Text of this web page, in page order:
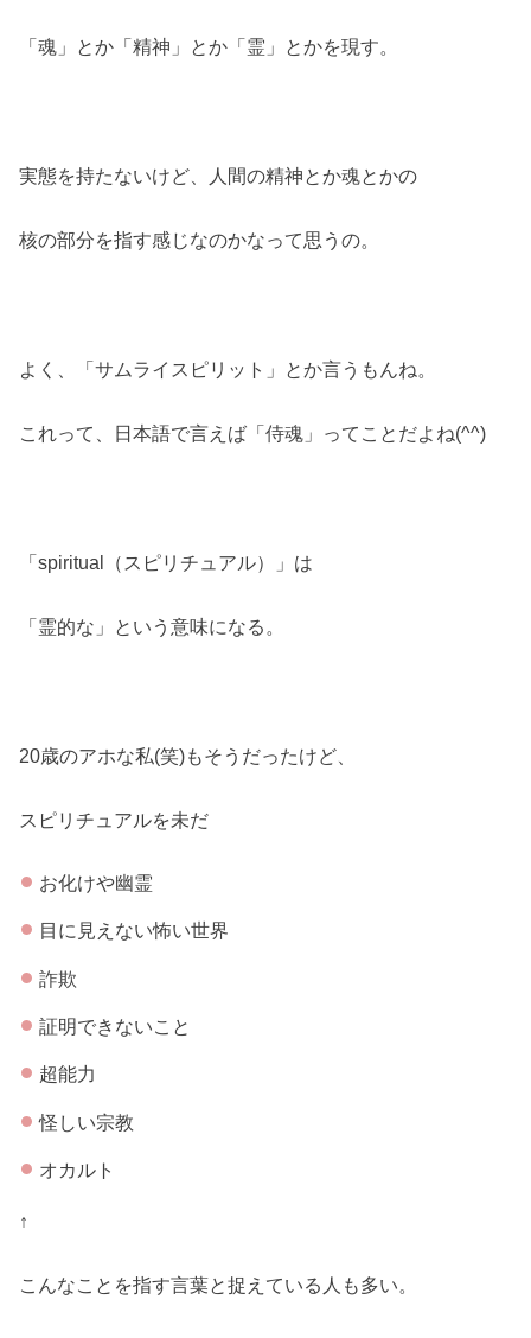
「魂」とか「精神」とか「霊」とかを現す。
実態を持たないけど、人間の精神とか魂とかの
核の部分を指す感じなのかなって思うの。
よく、「サムライスピリット」とか言うもんね。
これって、日本語で言えば「侍魂」ってことだよね(^^)
「spiritual（スピリチュアル）」は
「霊的な」という意味になる。
20歳のアホな私(笑)もそうだったけど、
スピリチュアルを未だ
お化けや幽霊
目に見えない怖い世界
詐欺
証明できないこと
超能力
怪しい宗教
オカルト
↑
こんなことを指す言葉と捉えている人も多い。